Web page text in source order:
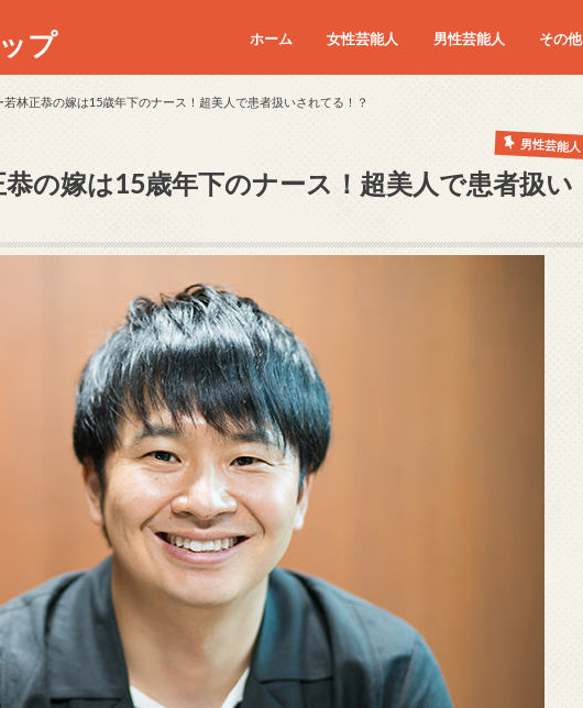
プ ホーム 女性芸能人 男性芸能人 その他
若林正恭の嫁は15歳年下のナース！超美人で患者扱いされてる！？
男性芸能人
の嫁は15歳年下のナース！超美人で患者扱い